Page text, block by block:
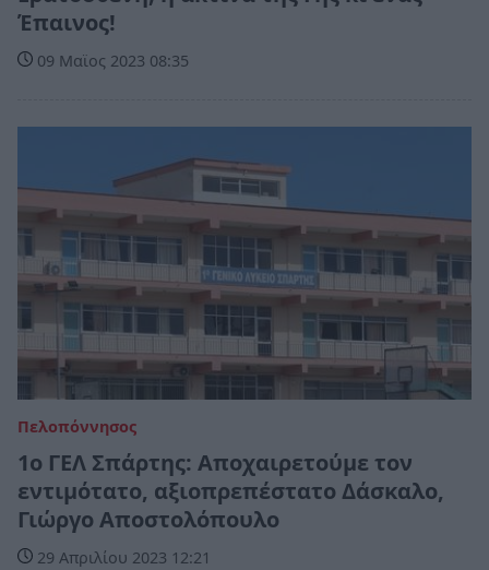
Έπαινος!
09 Μαϊος 2023 08:35
Πελοπόννησος
1ο ΓΕΛ Σπάρτης: Αποχαιρετούμε τον
εντιμότατο, αξιοπρεπέστατο Δάσκαλο,
Γιώργο Αποστολόπουλο
29 Απριλίου 2023 12:21